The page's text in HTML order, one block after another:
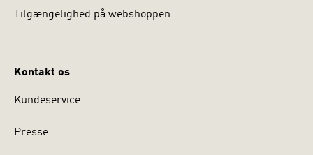
Tilgængelighed på webshoppen
Kontakt os
Kundeservice
Presse